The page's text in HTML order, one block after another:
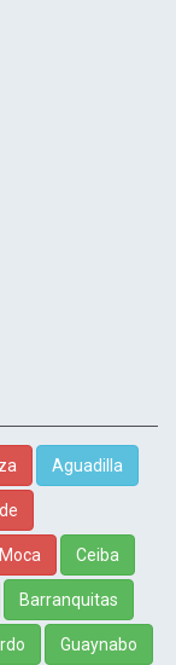
Aguadilla
Moca Ceiba
Barranquitas
Guaynabo